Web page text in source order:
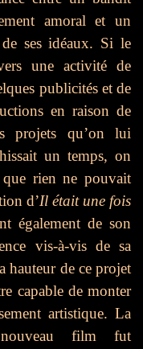
amoral et un
ses idéaux. Si le
une activité de
publicités et de
en raison de
projets qu’on lui
un temps, on
que rien ne pouvait
d’Il était une fois
également de son
vis-à-vis de sa
hauteur de ce projet
capable de monter
artistique. La
film fut